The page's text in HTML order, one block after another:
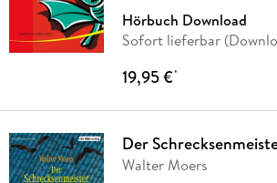
Hörbuch Download
Sofort lieferbar
19,95 €*
Der
Walter Moers